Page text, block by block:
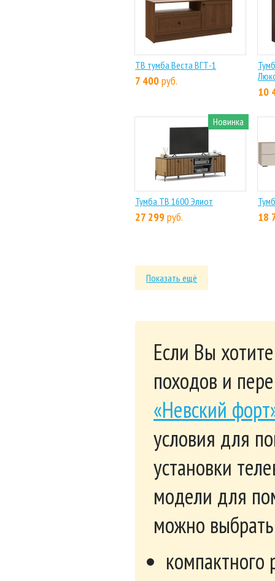
ТВ тумба Веста ВГТ-1
7 400руб.
10
Новинка
Тумба ТВ 1600 Элиот
27 299руб. 18
Показать ещё
Если Вы
походов и
«Невский
условия для
установки
модели для
можно